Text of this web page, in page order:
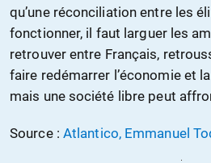
qu’une réconciliation entre les
fonctionner, il faut larguer les
retrouver entre Français,
faire redémarrer l’économie et
mais une société libre peut
Source : Atlantico, Emmanuel